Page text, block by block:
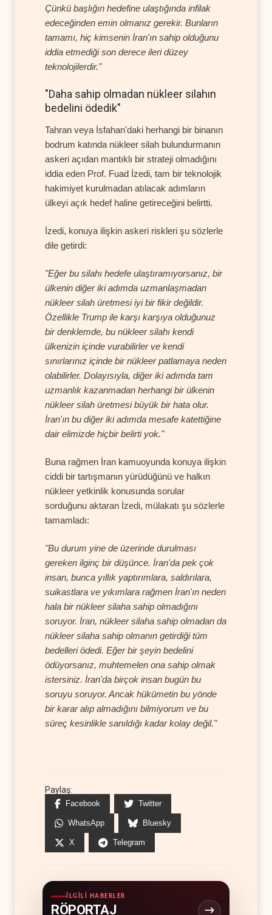
Çünkü başlığın hedefine ulaştığında infilak
edeceğinden emin olmanız gerekir. Bunların
tamamı, hiç kimsenin İran'ın sahip olduğunu
iddia etmediği son derece ileri düzey
teknolojilerdir."
"Daha sahip olmadan nükleer silahın
bedelini ödedik"
Tahran veya İsfahan'daki herhangi bir binanın
bodrum katında nükleer silah bulundurmanın
askeri açıdan mantıklı bir strateji olmadığını
iddia eden Prof. Fuad İzedi, tam bir teknolojik
hakimiyet kurulmadan atılacak adımların
ülkeyi açık hedef haline getireceğini belirtti.
İzedi, konuya ilişkin askeri riskleri şu sözlerle
dile getirdi:
"Eğer bu silahı hedefe ulaştıramıyorsanız, bir
ülkenin diğer iki adımda uzmanlaşmadan
nükleer silah üretmesi iyi bir fikir değildir.
Özellikle Trump ile karşı karşıya olduğunuz
bir denklemde, bu nükleer silahı kendi
ülkenizin içinde vurabilirler ve kendi
sınırlarınız içinde bir nükleer patlamaya neden
olabilirler. Dolayısıyla, diğer iki adımda tam
uzmanlık kazanmadan herhangi bir ülkenin
nükleer silah üretmesi büyük bir hata olur.
İran'ın bu diğer iki adımda mesafe katettiğine
dair elimizde hiçbir belirti yok."
Buna rağmen İran kamuoyunda konuya ilişkin
ciddi bir tartışmanın yürüdüğünü ve halkın
nükleer yetkinlik konusunda sorular
sorduğunu aktaran İzedi, mülakatı şu sözlerle
tamamladı:
"Bu durum yine de üzerinde durulması
gereken ilginç bir düşünce. İran'da pek çok
insan, bunca yıllık yaptırımlara, saldırılara,
suikastlara ve yıkımlara rağmen İran'ın neden
hala bir nükleer silaha sahip olmadığını
soruyor. İran, nükleer silaha sahip olmadan da
nükleer silaha sahip olmanın getirdiği tüm
bedelleri ödedi. Eğer bir şeyin bedelini
ödüyorsanız, muhtemelen ona sahip olmak
istersiniz. İran'da birçok insan bugün bu
soruyu soruyor. Ancak hükümetin bu yönde
bir karar alıp almadığını bilmiyorum ve bu
süreç kesinlikle sanıldığı kadar kolay değil."
Paylaş:
Facebook Twitter
WhatsApp Bluesky
X Telegram
İLGILI HABERLER
RÖPORTAJ